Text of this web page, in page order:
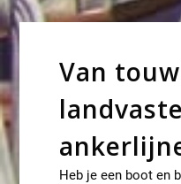
Van
Heb je een boot en